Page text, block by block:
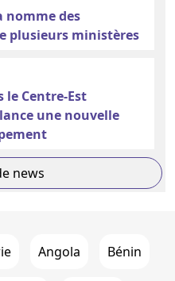
nomme des
plusieurs ministères
le Centre-Est
une nouvelle
news
Angola Bénin